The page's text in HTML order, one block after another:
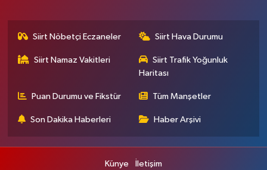
Siirt Nöbetçi Eczaneler Siirt Hava Durumu
Siirt Namaz Vakitleri
Siirt Trafik Yoğunluk
Haritası
Puan Durumu ve Fikstür Tüm Manşetler
Son Dakika Haberleri Haber Arşivi
Künye İletişim